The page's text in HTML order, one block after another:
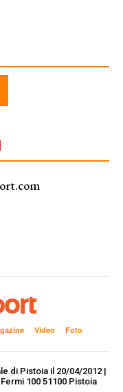
Video Foto
di Pistoia il 20/04/2012 |
100 51100 Pistoia